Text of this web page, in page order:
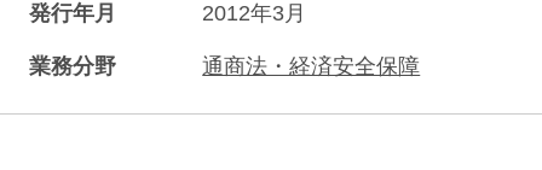
発行年月 2012年3月
業務分野 通商法・経済安全保障